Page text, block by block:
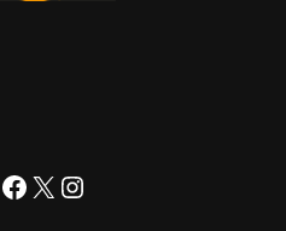
Facebook
X Instagram